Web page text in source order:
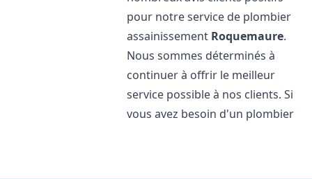
pour notre service de plombier
assainissement Roquemaure.
Nous sommes déterminés à
continuer à offrir le meilleur
service possible à nos clients. Si
vous avez besoin d'un plombier